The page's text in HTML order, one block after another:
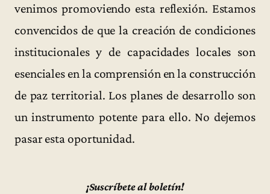
venimos promoviendo esta reflexión. Estamos
convencidos de que la creación de condiciones
institucionales y de capacidades locales son
esenciales en la comprensión en la construcción
de paz territorial. Los planes de desarrollo son
un instrumento potente para ello. No dejemos
pasar esta oportunidad.
¡Suscríbete al boletín!